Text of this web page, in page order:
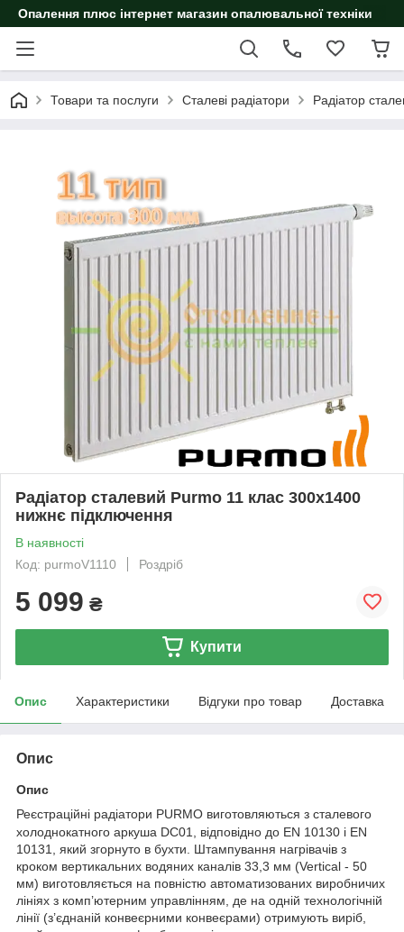
Опалення плюс інтернет магазин опалювальної техніки
Товари та послуги Сталеві радіатори Радіатор
Радіатор сталевий Purmo 11 клас 300x1400
нижнє підключення
В наявності
Код: purmoV1110
Роздріб
5 099 ₴
Купити
Опис Характеристики Відгуки про товар Доставка
Опис
Опис
Реєстраційні радіатори PURMO виготовляються з сталевого
холоднокатного аркуша DC01, відповідно до EN 10130 і EN
10131, який згорнуто в бухти. Штампування нагрівачів з
кроком вертикальних водяних каналів 33,3 мм (Vertical - 50
мм) виготовляється на повністю автоматизованих виробничих
лініях з комп’ютерним управлінням, де на одній технологічній
лінії (з’єднаній конвеєрними конвеєрами) отримують виріб,